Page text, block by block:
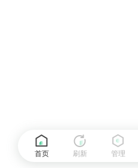
首页 刷新 管理